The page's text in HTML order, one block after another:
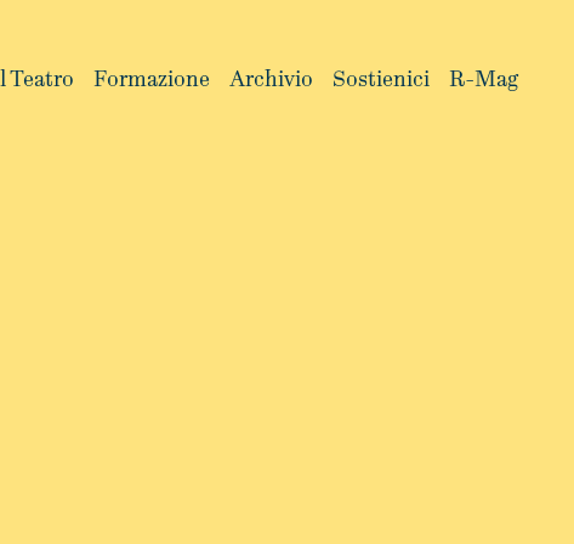
Il Teatro Formazione Archivio Sostienici R-Mag